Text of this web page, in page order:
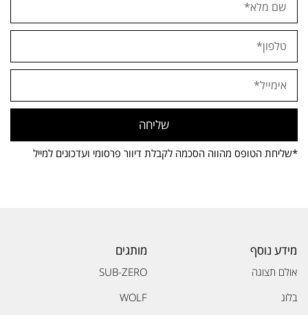
שליחה
*שליחת הטופס מהווה הסכמה לקבלת דיוור פרסומי ועדכונים למייל
מידע נוסף
אולם תצוגה
בלוג
מותגים
SUB-ZERO
WOLF